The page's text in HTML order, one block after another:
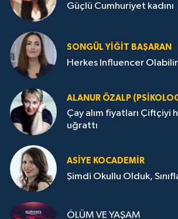
Güçlü Cumhuriyet kadını
SONGÜL YIĞIT BAŞARAN
Herkes Influencer
ALANUR ÖZALP
Çay alım fiyatları Çiftçiyi
uğrattı
ASIYE KOCADEMİR
Şimdi Okullu Olduk,
ÖLÜM VE YAŞAM